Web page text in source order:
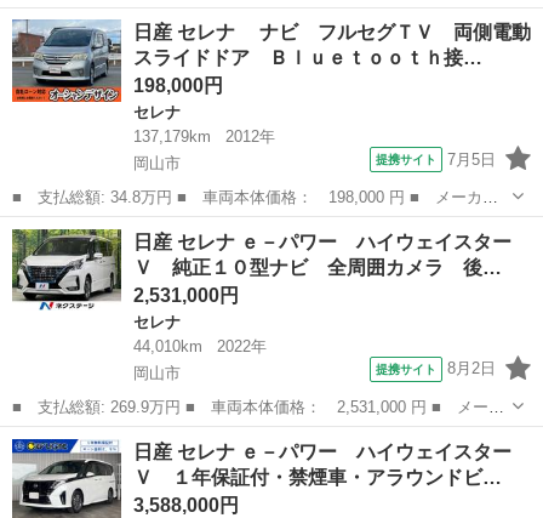
ー名： 日産 ■ 車種名： セレナ ■ グレード名： ハイウェイス
ターＶ 純正１０型ナビ 全周囲カメラ プロパイロット ハンズフ
リー両側...
岡山 岡山市 セレナ
日産 セレナ ナビ フルセグＴＶ 両側電動
スライドドア Ｂｌｕｅｔｏｏｔｈ接…
198,000円
セレナ
137,179km
2012年
岡山市
提携サイト 7月5日
■ 支払総額: 34.8万円 ■ 車両本体価格： 198,000 円 ■ メーカー
名： 日産 ■ 車種名： セレナ ■ グレード名： ナビ フルセ
グＴＶ 両側電動スライドドア Ｂｌｕｅｔｏｏｔｈ接続可 ８人乗
り バックカ...
岡山 岡山市 セレナ
日産 セレナ ｅ－パワー ハイウェイスター
Ｖ 純正１０型ナビ 全周囲カメラ 後…
2,531,000円
セレナ
44,010km
2022年
岡山市
提携サイト 8月2日
■ 支払総額: 269.9万円 ■ 車両本体価格： 2,531,000 円 ■ メーカ
ー名： 日産 ■ 車種名： セレナ ■ グレード名： ｅ－パワー
ハイウェイスターＶ 純正１０型ナビ 全周囲カメラ 後席モニタ
ー 衝突軽...
岡山 岡山市 セレナ
日産 セレナ ｅ－パワー ハイウェイスター
Ｖ １年保証付・禁煙車・アラウンドビ…
3,588,000円